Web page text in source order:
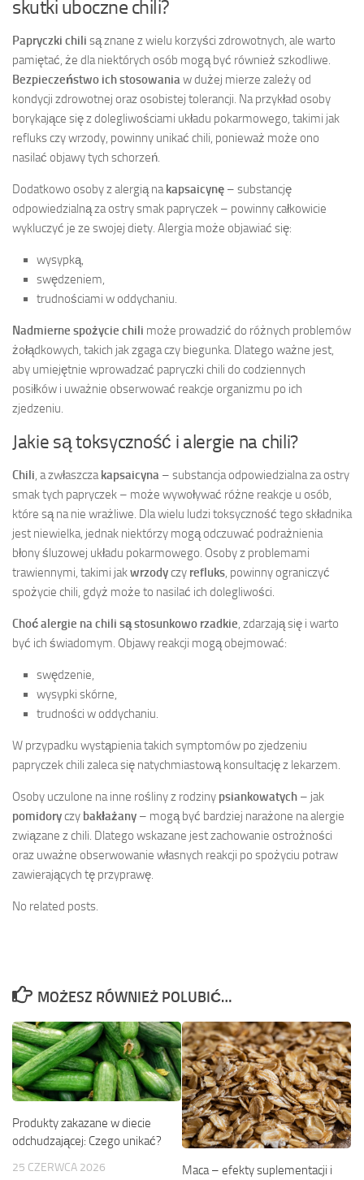
skutki uboczne chili?
Papryczki chili są znane z wielu korzyści zdrowotnych, ale warto
pamiętać, że dla niektórych osób mogą być również szkodliwe.
Bezpieczeństwo ich stosowaniaw dużej mierze zależy od
kondycji zdrowotnej oraz osobistej tolerancji. Na przykład osoby
borykające się z dolegliwościami układu pokarmowego, takimi jak
refluks czy wrzody, powinny unikać chili, ponieważ może ono
nasilać objawy tych schorzeń.
Dodatkowo osoby z alergią na kapsaicynę – substancję
odpowiedzialną za ostry smak papryczek – powinny całkowicie
wykluczyć je ze swojej diety. Alergia może objawiać się:
wysypką,
swędzeniem,
trudnościami w oddychaniu.
Nadmierne spożycie chili może prowadzić do różnych problemów
żołądkowych, takich jak zgaga czy biegunka. Dlatego ważne jest,
aby umiejętnie wprowadzać papryczki chili do codziennych
posiłków i uważnie obserwować reakcje organizmu po ich
zjedzeniu.
Jakie są toksyczność i alergie na chili?
Chili, a zwłaszcza kapsaicyna – substancja odpowiedzialna za ostry
smak tych papryczek – może wywoływać różne reakcje u osób,
które są na nie wrażliwe. Dla wielu ludzi toksyczność tego składnika
jest niewielka, jednak niektórzy mogą odczuwać podrażnienia
błony śluzowej układu pokarmowego. Osoby z problemami
trawiennymi, takimi jakwrzodyczy refluks, powinny ograniczyć
spożycie chili, gdyż może to nasilać ich dolegliwości.
Choć alergie na chili są stosunkowo rzadkie, zdarzają się i warto
być ich świadomym. Objawy reakcji mogą obejmować:
swędzenie,
wysypki skórne,
trudności w oddychaniu.
W przypadku wystąpienia takich symptomów po zjedzeniu
papryczek chili zaleca się natychmiastową konsultację z lekarzem.
Osoby uczulone na inne rośliny z rodziny psiankowatych – jak
pomidoryczy bakłażany – mogą być bardziej narażone na alergie
związane z chili. Dlatego wskazane jest zachowanie ostrożności
oraz uważne obserwowanie własnych reakcji po spożyciu potraw
zawierających tę przyprawę.
No related posts.
MOŻESZ RÓWNIEŻ POLUBIĆ…
Produkty zakazane w diecie
odchudzającej: Czego unikać?
25 CZERWCA 2026
Maca – efekty suplementacji i